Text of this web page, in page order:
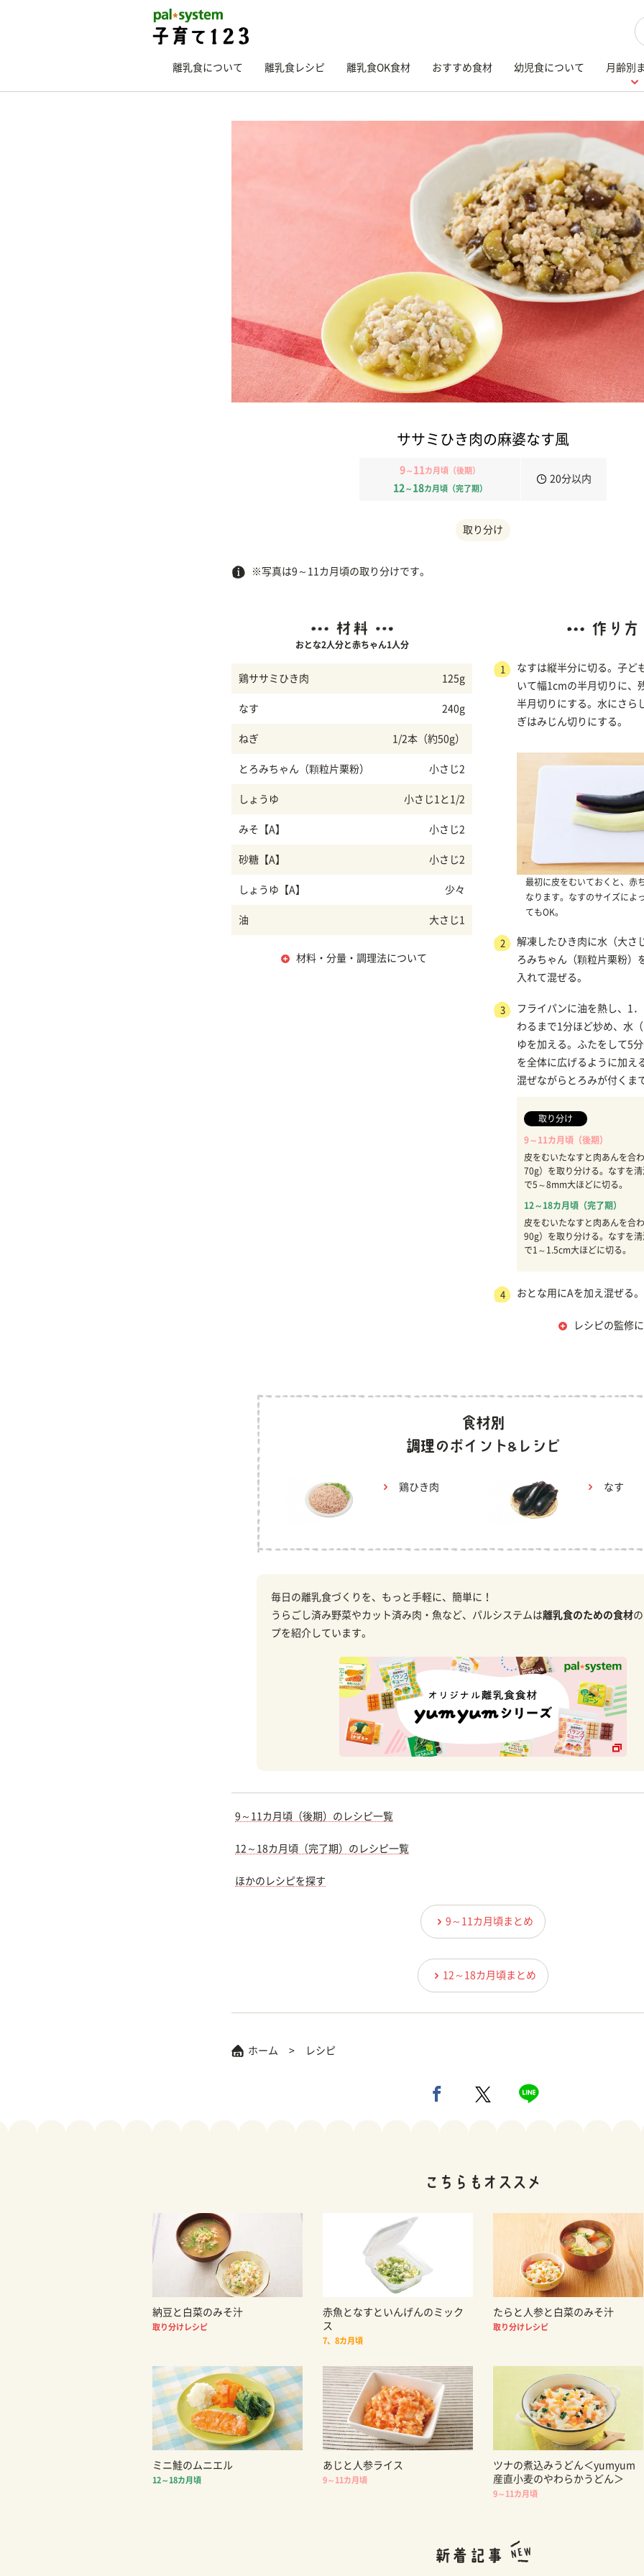
離乳食について 離乳食レシピ 離乳食OK食材 おすすめ食材 幼児食について 月齢別
ササミひき肉の麻婆なす風
9～ 11 カ月頃（後期）
12 ～ 18カ月頃（完了期）
20分以内
取り分け
※写真は9～11カ月頃の取り分けです。
おとな2人分と赤ちゃん1人分
鶏ササミひき肉 125g
なす 240g
ねぎ 1/2本（約50g）
とろみちゃん（顆粒片栗粉） 小さじ2
しょうゆ 小さじ1と1/2
みそ【A】 小さじ2
砂糖【A】 小さじ2
しょうゆ【A】 少々
油 大さじ1
材料・分量・調理法について
1
なすは縦半分に切る。子ど
いて幅1cmの半月切りに、
半月切りにする。水にさら
ぎはみじん切りにする。
最初に皮をむいておくと、赤
なります。なすのサイズによ
てもOK。
2
解凍したひき肉に水（大さ
ろみちゃん（顆粒片栗粉）
入れて混ぜる。
3
フライパンに油を熱し、1
わるまで1分ほど炒め、水
ゆを加える。ふたをして5
を全体に広げるように加え
混ぜながらとろみが付くま
取り分け
9～11カ月頃（後期）
皮をむいたなすと肉あんを合
70g）を取り分ける。なすを
で5～8mm大ほどに切る。
12～18カ月頃（完了期）
皮をむいたなすと肉あんを合
90g）を取り分ける。なすを
で1～1.5cm大ほどに切る。
4 おとな用にAを加え混ぜる。
レシピの監修
鶏ひき肉 なす
毎日の離乳食づくりを、もっと手軽に、簡単に！
うらごし済み野菜やカット済み肉・魚など、パルシステムは離乳食のための食材
プを紹介しています。
9～11カ月頃（後期）のレシピ一覧
12～18カ月頃（完了期）のレシピ一覧
ほかのレシピを探す
9～11カ月頃まとめ
12～18カ月頃まとめ
ホーム レシピ
納豆と白菜のみそ汁
取り分けレシピ
赤魚となすといんげんのミック
ス
7、8カ月頃
たらと人参と白菜のみそ汁
取り分けレシピ
ミニ鮭のムニエル
12～18カ月頃
あじと人参ライス
9～11カ月頃
ツナの煮込みうどん＜yumyum
産直小麦のやわらかうどん＞
9～11カ月頃